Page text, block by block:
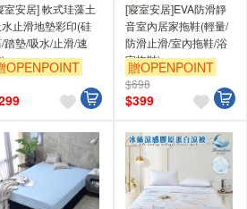
室安居] 軟式珪藻土
止滑地墊彩印(硅
踏墊/吸水/止滑/速
OPENPOINT
[寢室安居]EVA防滑靜
音室內居家拖鞋(輕量/
防滑止滑/室內拖鞋/浴
室拖鞋)
贈OPENPOINT
$698
$399